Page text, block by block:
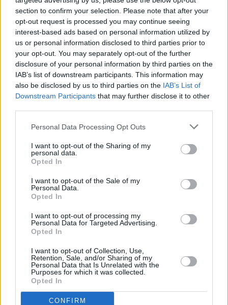
section to confirm your selection. Please note that after your
opt-out request is processed you may continue seeing
interest-based ads based on personal information utilized by
us or personal information disclosed to third parties prior to
your opt-out. You may separately opt-out of the further
disclosure of your personal information by third parties on the
IAB’s list of downstream participants. This information may
also be disclosed by us to third parties on the IAB’s List of
Downstream Participants that may further disclose it to other
Personal Data Processing Opt Outs
I want to opt-out of the Sharing of my
personal data.
Opted In
I want to opt-out of the Sale of my
Personal Data.
Opted In
I want to opt-out of processing my
Personal Data for Targeted Advertising.
Opted In
I want to opt-out of Collection, Use,
Retention, Sale, and/or Sharing of my
Personal Data that Is Unrelated with the
Purposes for which it was collected.
Opted In
CONFIRM
Τόλης Λελεκίδης
Το άρθρο δεν έχει ακόμα βαθμολογηθεί.
Βαθμολογήστε αυτό το άρθρο:
★★ ★